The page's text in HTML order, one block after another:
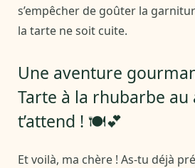
s’empêcher de goûter la
la tarte ne soit cuite.
Une aventure
Tarte à la rhubarbe
t’attend ! 🍽️💕
Et voilà, ma chère ! As-tu déjà